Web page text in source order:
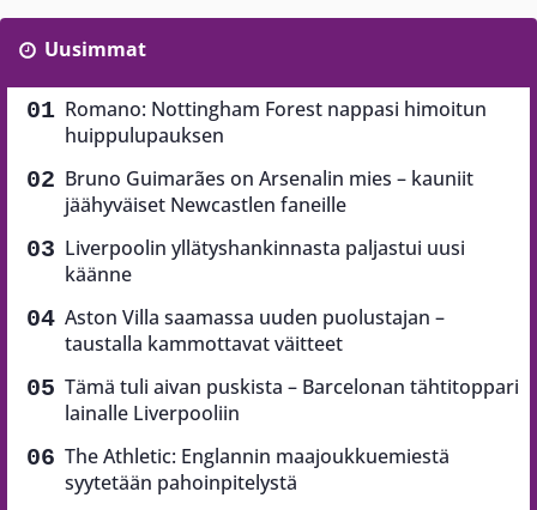
Uusimmat
Romano: Nottingham Forest nappasi himoitun
huippulupauksen
Bruno Guimarães on Arsenalin mies – kauniit
jäähyväiset Newcastlen faneille
Liverpoolin yllätyshankinnasta paljastui uusi
käänne
Aston Villa saamassa uuden puolustajan –
taustalla kammottavat väitteet
Tämä tuli aivan puskista – Barcelonan tähtitoppari
lainalle Liverpooliin
The Athletic: Englannin maajoukkuemiestä
syytetään pahoinpitelystä